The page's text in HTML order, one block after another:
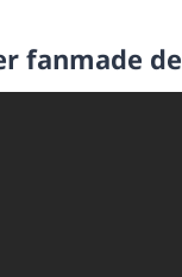
fanmade de